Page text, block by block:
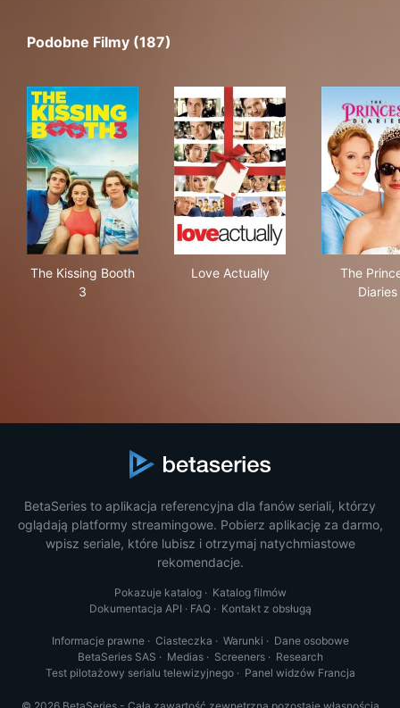
Podobne Filmy (187)
The Kissing Booth
3
Love Actually
The
Diaries
BetaSeries to aplikacja referencyjna dla fanów seriali, którzy
oglądają platformy streamingowe. Pobierz aplikację za darmo,
wpisz seriale, które lubisz i otrzymaj natychmiastowe
rekomendacje.
Pokazuje katalog· Katalog filmów
Dokumentacja API · FAQ· Kontakt z obsługą
Informacje prawne· Ciasteczka · Warunki · Dane osobowe
BetaSeries SAS · Medias· Screeners· Research
Test pilotażowy serialu telewizyjnego· Panel widzów Francja